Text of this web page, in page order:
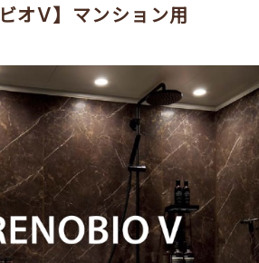
オV】マンション用